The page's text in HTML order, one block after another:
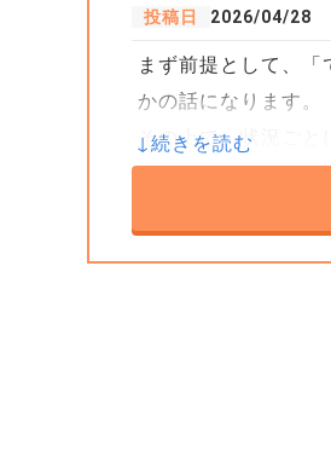
② 突然、家を追い出
夫が自分の新しい生
【今後の対策】
ご主人は簡単に考
す。
・銀行の許可をと
・「公正証書」を
力を持つ「公正証
まずは、離婚問題
投稿日 2026/04/28
まず前提として、
かの話になります。
その上で、状況ごと
■そのまま住み続け
ただし、ここで一